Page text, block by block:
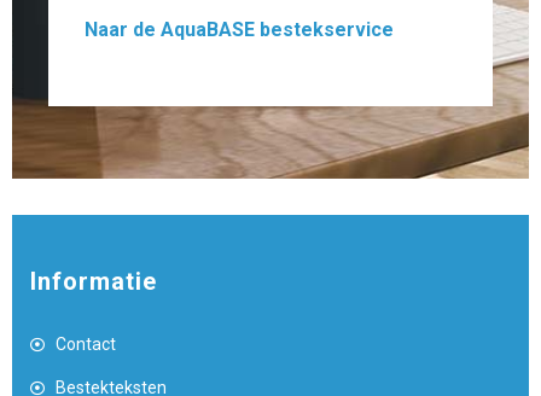
Naar de AquaBASE bestekservice
Informatie
Contact
Bestekteksten